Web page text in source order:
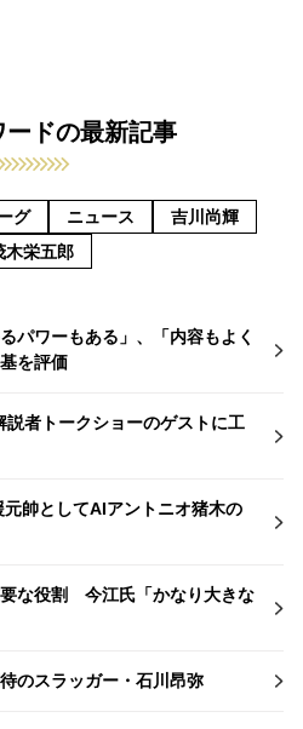
ードの最新記事
グ ニュース
吉川尚輝
木栄五郎
パワーもある」、「内容もよく
を評価
者トークショーのゲストに工
帥としてAIアントニオ猪木の
な役割 今江氏「かなり大きな
のスラッガー・石川昂弥